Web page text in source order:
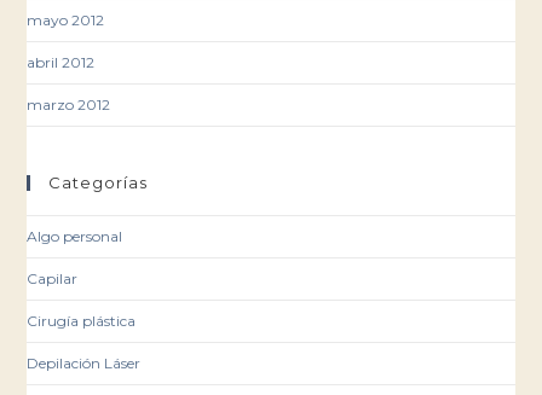
mayo 2012
abril 2012
marzo 2012
Categorías
Algo personal
Capilar
Cirugía plástica
Depilación Láser